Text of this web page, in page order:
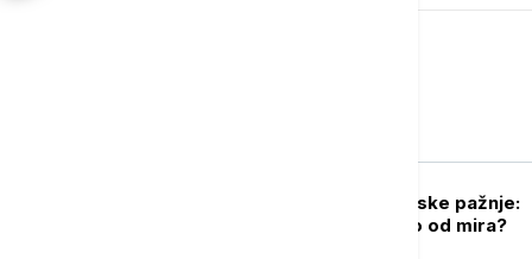
Gaza u senci svetske pažnje:
Koliko smo daleko od mira?